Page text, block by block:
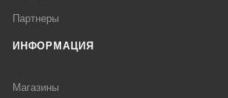
Партнеры
ИНФОРМАЦИЯ
Магазины